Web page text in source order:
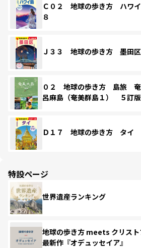
Ｃ０２ 地球の歩き方 ハワ
８
Ｊ３３ 地球の歩き方 墨田区
０２ 地球の歩き方 島旅
呂麻島（奄美群島１） ５訂版
Ｄ１７ 地球の歩き方 タイ
特設ページ
世界遺産ランキング
地球の歩き方 meets クリス
最新作『オデュッセイア』